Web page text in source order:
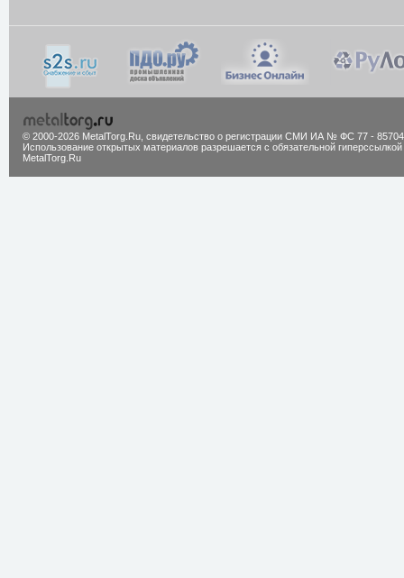
© 2000-2026 MetalTorg.Ru, cвидетельство о регистрации СМИ ИА № ФС 77 - 85704
Использование открытых материалов разрешается с обязательной гиперссылкой
MetalTorg.Ru